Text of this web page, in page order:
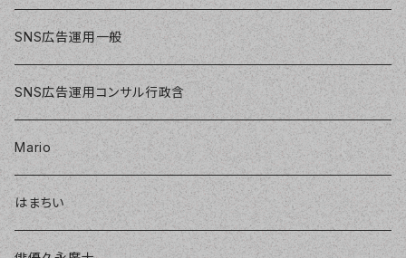
SNS広告運用一般
SNS広告運用コンサル行政含
Mario
はまちい